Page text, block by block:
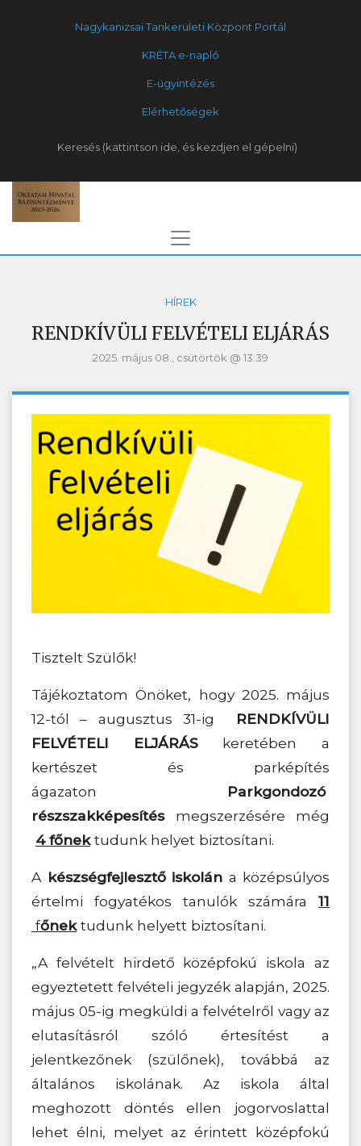
Nagykanizsai Tankerületi Központ Portál
KRÉTA e-napló
E-ügyintézés
Elérhetőségek
Keresés
HÍREK
RENDKÍVÜLI FELVÉTELI ELJÁRÁS
2025. május 08., csütörtök @ 13:39
Tisztelt Szülők!
Tájékoztatom Önöket, hogy 2025. május
12-tól – augusztus 31-ig RENDKÍVÜLI
FELVÉTELI ELJÁRÁSkeretében a
kertészet és parképítés
ágazaton Parkgondozó
részszakképesítésmegszerzésére még
4 főnektudunk helyet biztosítani.
A készségfejlesztő iskolán a középsúlyos
értelmi fogyatékos tanulók számára 11
főnek tudunk helyett biztosítani.
„A felvételt hirdető középfokú iskola az
egyeztetett felvételi jegyzék alapján, 2025.
május 05-ig megküldi a felvételről vagy az
elutasításról szóló értesítést a
jelentkezőnek (szülőnek), továbbá az
általános iskolának. Az iskola által
meghozott döntés ellen jogorvoslattal
lehet élni, melyet az érintett középfokú